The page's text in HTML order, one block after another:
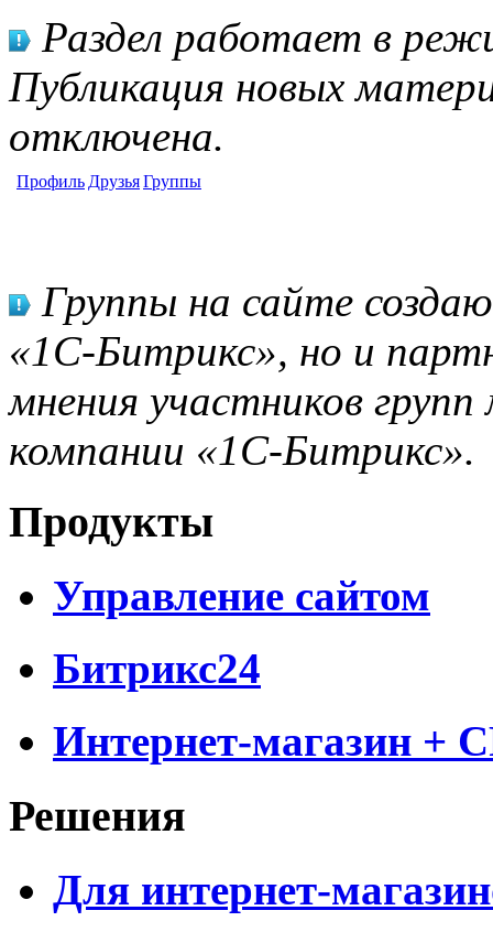
Раздел работает в
Публикация новых
отключена.
Профиль ДрузьяГруппы
Группы на сайте
«1С-Битрикс», но и
мнения участников
компании «1С-Битрикс».
Продукты
Управление сайтом
Битрикс24
Интернет-магазин +
Решения
Для интернет-